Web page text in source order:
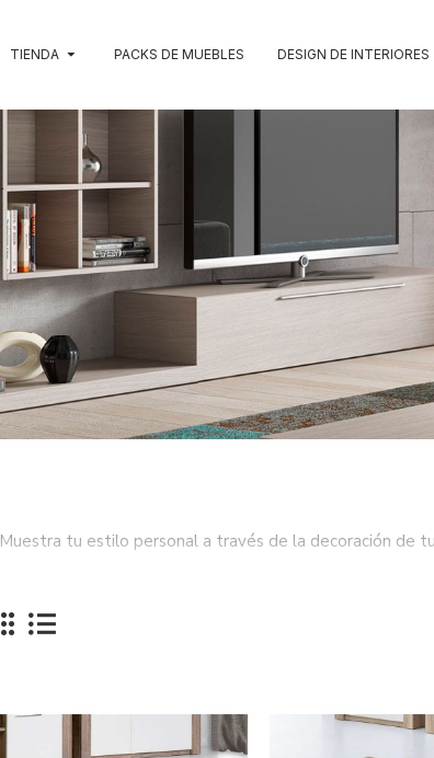
TIENDA PACKS DE MUEBLES DESIGN DE INTERIORES
Muestra tu estilo personal a través de la decoración de tu
Muebles duraderos y de confianza para tu